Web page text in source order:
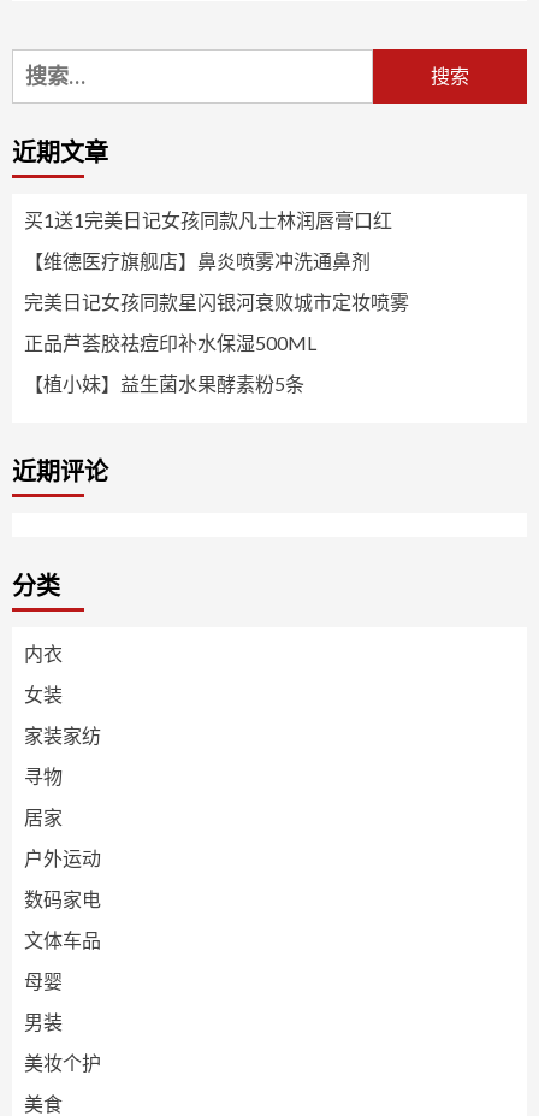
搜
索：
近期文章
买1送1完美日记女孩同款凡士林润唇膏口红
【维德医疗旗舰店】鼻炎喷雾冲洗通鼻剂
完美日记女孩同款星闪银河衰败城市定妆喷雾
正品芦荟胶祛痘印补水保湿500ML
【植小妹】益生菌水果酵素粉5条
近期评论
分类
内衣
女装
家装家纺
寻物
居家
户外运动
数码家电
文体车品
母婴
男装
美妆个护
美食